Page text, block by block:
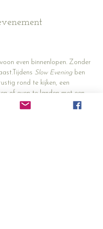
even binnenlopen. Zonder
Slow Evening ben
rond te kijken, een
of even te landen met een
deur staat open, de sfeer is